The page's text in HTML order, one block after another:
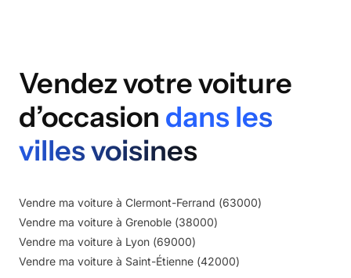
Vendez votre voiture
d’occasion dans les
villes voisines
Vendre ma voiture à Clermont-Ferrand (63000)
Vendre ma voiture à Grenoble (38000)
Vendre ma voiture à Lyon (69000)
Vendre ma voiture à Saint-Étienne (42000)